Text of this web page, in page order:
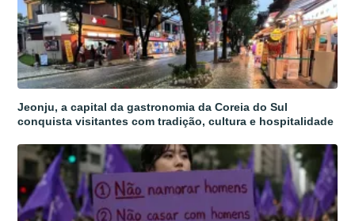
Jeonju, a capital da gastronomia da Coreia do Sul
conquista visitantes com tradição, cultura e hospitalidade